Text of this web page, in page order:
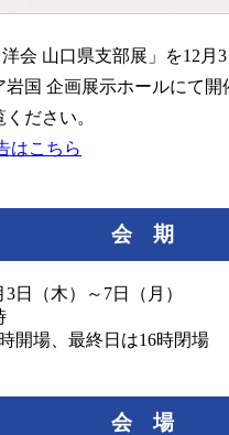
洋会 山口県支部展」を12月
岩国 企画展示ホールにて開
ださい。
はこちら
会 期
3日（木）～7日（月）
開場、最終日は16時閉場
会 場